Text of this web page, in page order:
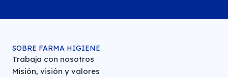
SOBRE FARMA HIGIENE
Trabaja con nosotros
Misión, visión y valores